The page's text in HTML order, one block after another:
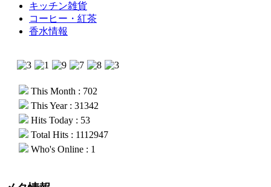
キッチン雑貨
コーヒー・紅茶
香水情報
This Month : 702
This Year : 31342
Hits Today : 53
Total Hits : 1112947
Who's Online : 1